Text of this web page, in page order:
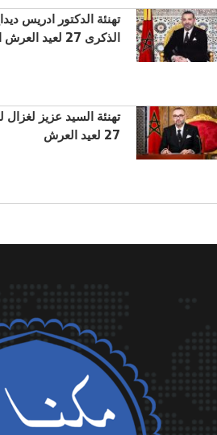
تهنئة الدكتور ادريس
الذكرى 27 لعيد العرش المجيد
تهنئة السيد عزيز لغزال
27 لعيد العرش